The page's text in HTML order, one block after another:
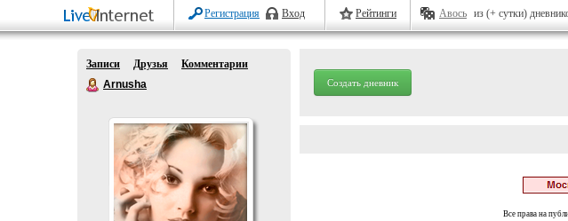
Регистрация Вход Рейтинги Авось из (+ сутки)
Записи Друзья
Комментарии
Arnusha
Создать дневник
Все права на